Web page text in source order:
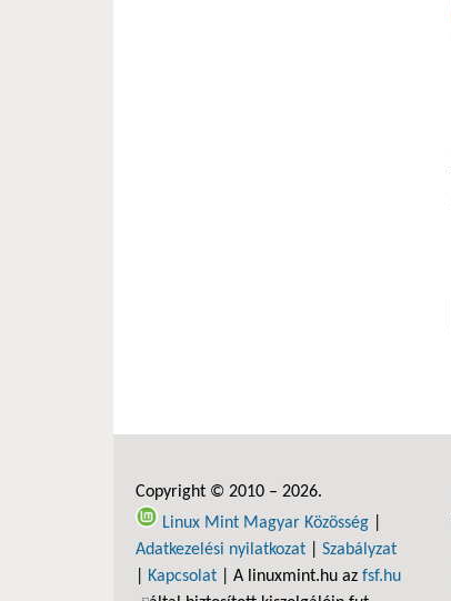
Copyright © 2010 – 2026.
Linux Mint Magyar Közösség
Adatkezelési nyilatkozat
Szabályzat
Kapcsolat | A linuxmint.hu az fsf.hu